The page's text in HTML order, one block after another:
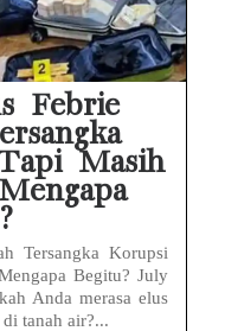
Cuma Buka Browser tapi MacBook Panas Membara? Ini 5 Pemicu Tersembunyi
Layar Vivo Ada Bayangan Aplikasi? Ini Penyebab Layar Shadow / Burn-In, Cara Mencegahnya
Febrie
Masih
Tersangka Korupsi
Begitu? July
Anda merasa elus
tanah air?...